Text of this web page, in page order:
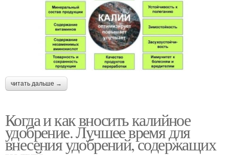
читать дальше →
Когда и как вносить калийное
удобрение. Лучшее время для
внесения удобрений, содержащих